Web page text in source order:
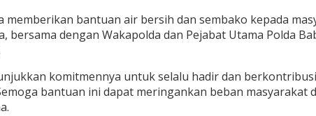
memberikan bantuan air bersih dan sembako kepada
bersama dengan Wakapolda dan Pejabat Utama Polda
komitmennya untuk selalu hadir dan
bantuan ini dapat meringankan beban